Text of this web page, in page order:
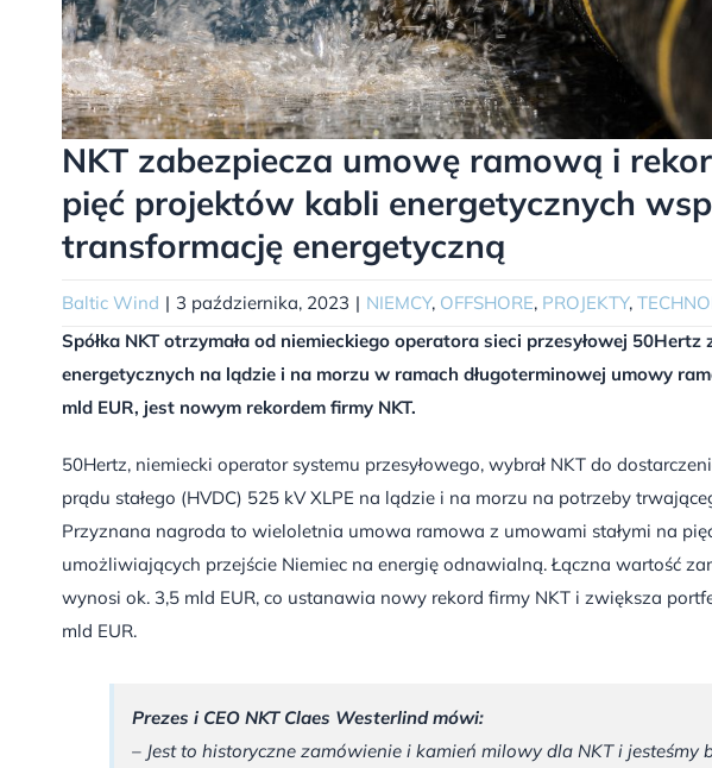
NKT zabezpiecza umowę ramową i
pięć projektów kabli energetycznych
transformację energetyczną
Baltic Wind | 3 października, 2023 | NIEMCY, OFFSHORE, PROJEKTY,
Spółka NKT otrzymała od niemieckiego operatora sieci przesyłowej
energetycznych na lądzie i na morzu w ramach długoterminowej umowy
mld EUR, jest nowym rekordem firmy NKT.
50Hertz, niemiecki operator systemu przesyłowego, wybrał NKT do
prądu stałego (HVDC) 525 kV XLPE na lądzie i na morzu na potrzeby
Przyznana nagroda to wieloletnia umowa ramowa z umowami stałymi na
umożliwiających przejście Niemiec na energię odnawialną. Łączna wartość
wynosi ok. 3,5 mld EUR, co ustanawia nowy rekord firmy NKT i zwiększa
mld EUR.
Prezes i CEO NKT Claes Westerlind mówi:
– Jest to historyczne zamówienie i kamień milowy dla NKT i